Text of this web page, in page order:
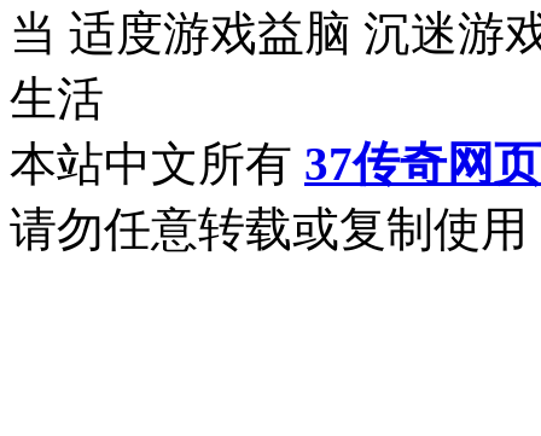
当 适度游戏益脑 沉迷游
生活
本站中文所有 37传奇网
请勿任意转载或复制使用